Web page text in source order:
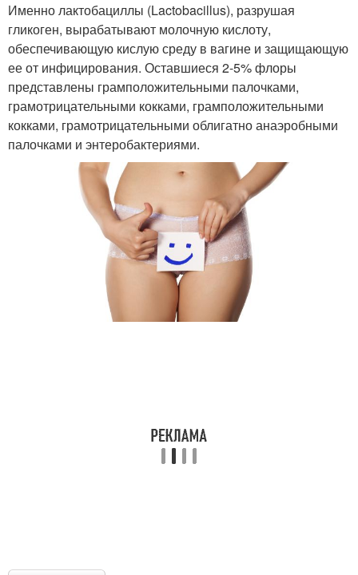
Именно лактобациллы (Lactobacillus), разрушая
гликоген, вырабатывают молочную кислоту,
обеспечивающую кислую среду в вагине и защищающую
ее от инфицирования. Оставшиеся 2-5% флоры
представлены грамположительными палочками,
грамотрицательными кокками, грамположительными
кокками, грамотрицательными облигатно анаэробными
палочками и энтеробактериями.